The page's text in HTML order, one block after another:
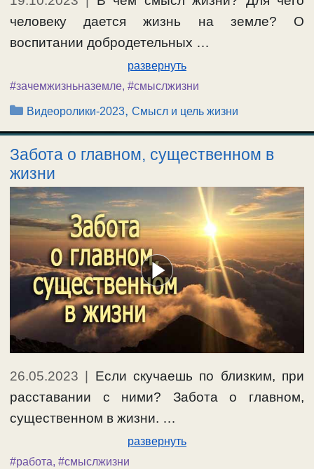
человеку дается жизнь на земле? О
воспитании добродетельных …
развернуть
#зачемжизньназемле, #смыслжизни
Рубрики
Видеоролики-2023,Смысл и цель жизни
Забота о главном, существенном в
жизни
26.05.2023
Если скучаешь по близким, при
расставании с ними? Забота о главном,
существенном в жизни. …
развернуть
#работа, #смыслжизни